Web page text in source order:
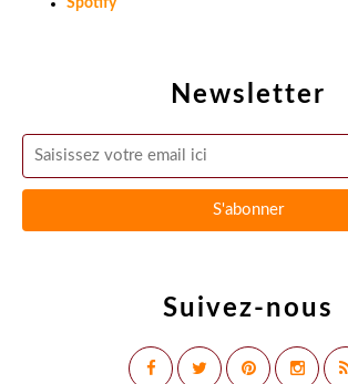
Newsletter
Suivez-nous